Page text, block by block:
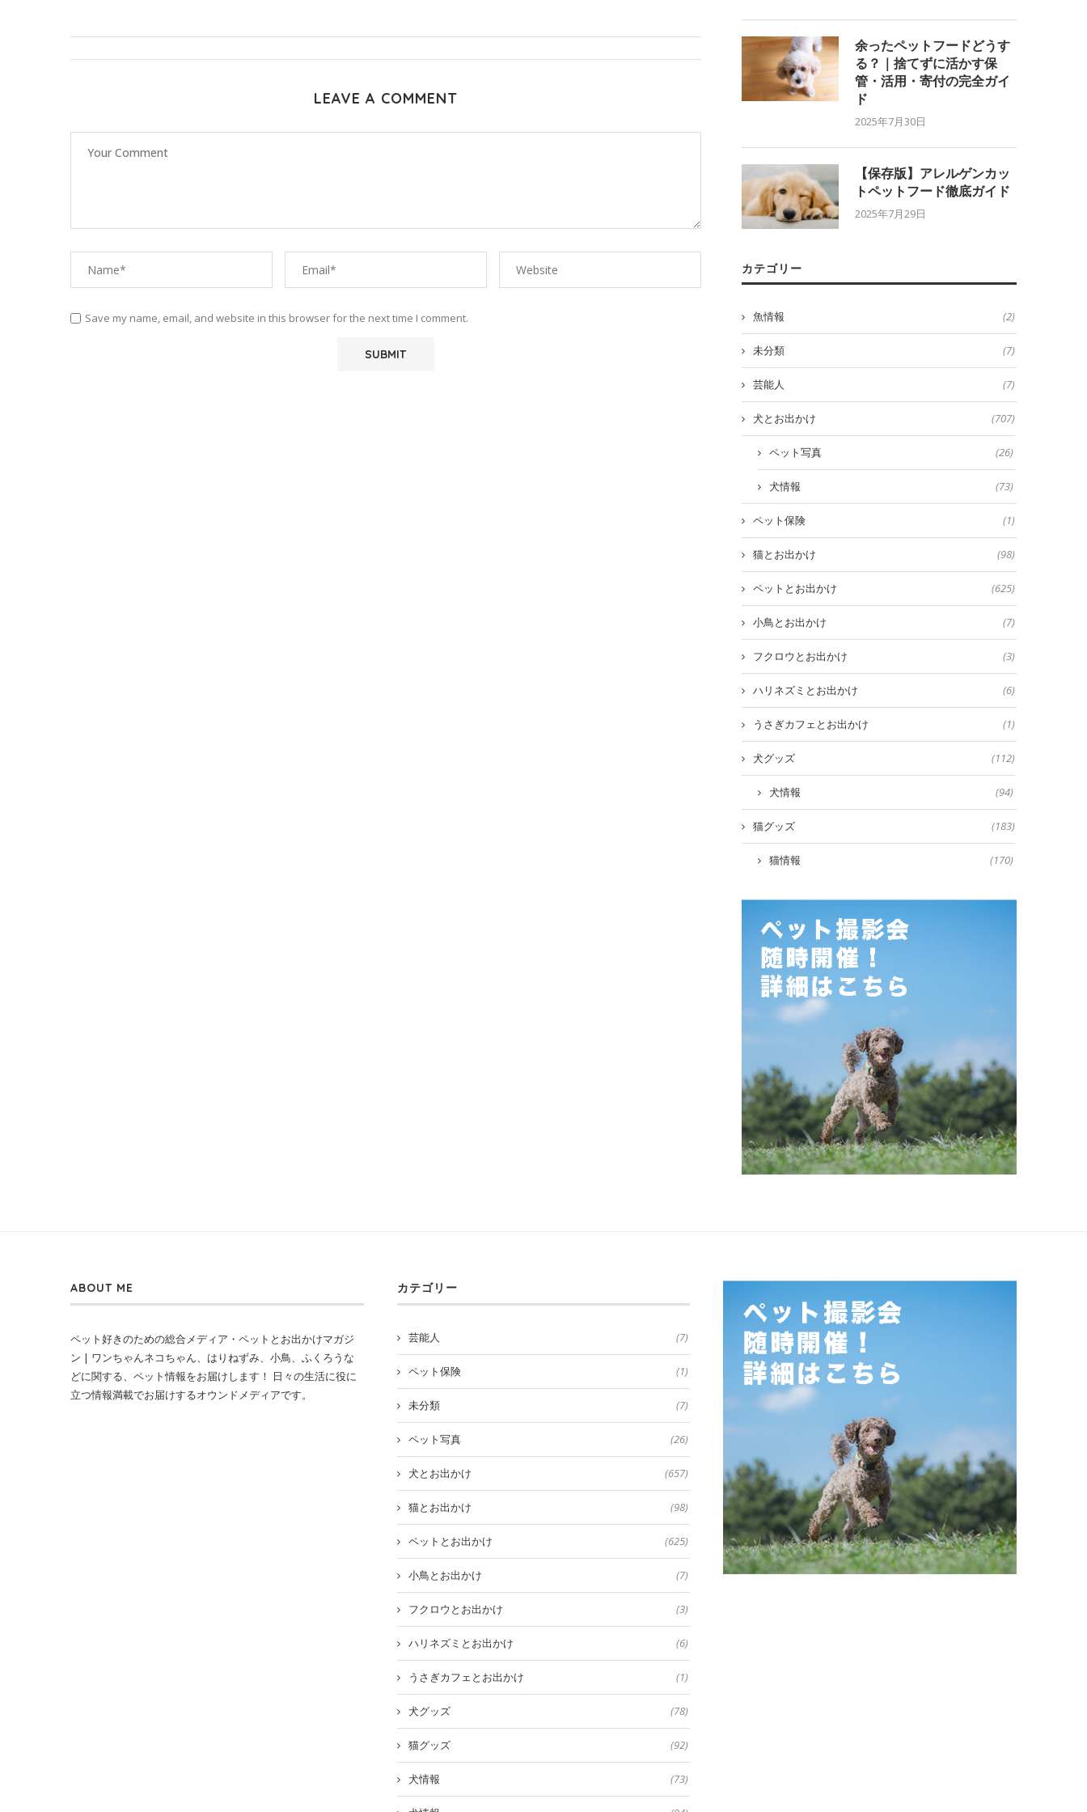
LEAVE A COMMENT
Save my name, email, and website in this browser for the next time I comment.
余ったペットフードどうす
る？｜捨てずに活かす保
管・活用・寄付の完全ガイ
ド
2025年7月30日
【保存版】アレルゲンカッ
トペットフード徹底ガイド
2025年7月29日
カテゴリー
魚情報 (2)
未分類 (7)
芸能人 (7)
犬とお出かけ (707)
ペット写真 (26)
犬情報 (73)
ペット保険 (1)
猫とお出かけ (98)
ペットとお出かけ (625)
小鳥とお出かけ (7)
フクロウとお出かけ (3)
ハリネズミとお出かけ (6)
うさぎカフェとお出かけ (1)
犬グッズ (112)
犬情報 (94)
猫グッズ (183)
猫情報 (170)
ABOUT ME
ペット好きのための総合メディア・ペットとお出かけマガジ
ン | ワンちゃんネコちゃん、はりねずみ、小鳥、ふくろうな
どに関する、ペット情報をお届けします！ 日々の生活に役に
立つ情報満載でお届けするオウンドメディアです。
カテゴリー
芸能人 (7)
ペット保険 (1)
未分類 (7)
ペット写真 (26)
犬とお出かけ (657)
猫とお出かけ (98)
ペットとお出かけ (625)
小鳥とお出かけ (7)
フクロウとお出かけ (3)
ハリネズミとお出かけ (6)
うさぎカフェとお出かけ (1)
犬グッズ (78)
猫グッズ (92)
犬情報 (73)